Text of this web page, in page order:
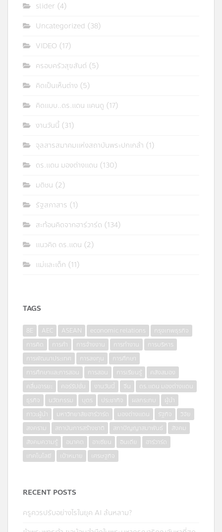
slider (4)
Uncategorized (38)
VIDEO (17)
ครอบครัวสุขสันต์ (5)
คิดเป็นเห็นต่าง (5)
คิดแบบ..ดร.แดน แคนดู (17)
งานวันนี้ (31)
จุลสารสมาคมแห่งสถาบันพระปกเกล้า (1)
ดร.แดน มองต่างแดน (130)
มติชน (2)
รัฐสภาสาร (1)
สะท้อนคิดจากฮาร์วาร์ด (134)
แนวคิด ดร.แดน (2)
แม่และเด็ก (11)
TAGS
8E AEC ASEAN economic relations
กรุงเทพธุรกิจ
การคิด
การค้า การจ้างงาน การทำงาน
การบริหาร
การพัฒนาประเทศ
การลงทุน
การศึกษา
การศึกษาและการสอน
การสอน การเรียนรู้
คลังสมอง
คลื่นอารยะ
คอร์รัปชั่น งานวันนี้ จีน
ดร.แดน มองต่างแดน
ธุรกิจ
นวัตกรรม บุตร ประชากิจ ผลกระทบ
ผู้นำ
ภาวะผู้นำ
มหาวิทยาลัยฮาร์วาร์ด มองต่างแดน รัฐกิจ
วิจัย
สงคราม
สถาบันการสร้างชาติ สภาปัญญาสมาพันธ์
สังคม
สังคมความรู้
อนาคต อาเซียน อินเดีย
ฮาร์วาร์ด
เทคโนโลยี
เป้าหมาย เศรษฐกิจ
RECENT POSTS
ครูควรปรับอย่างไรในยุค AI ล้นหลาม?